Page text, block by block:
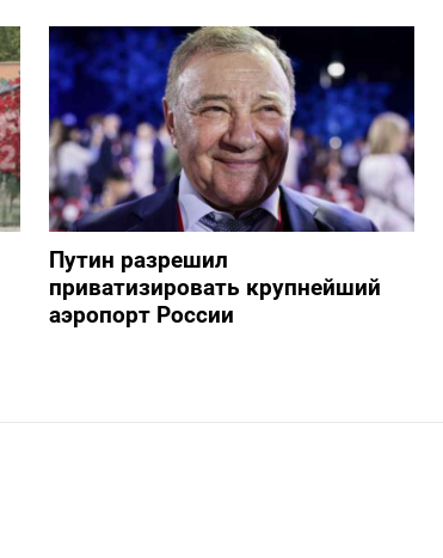
Путин разрешил
приватизировать крупнейший
аэропорт России